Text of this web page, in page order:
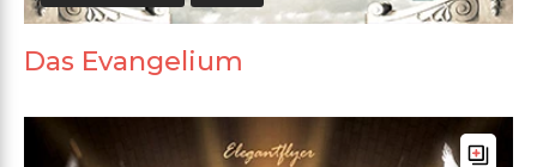
Das Evangelium